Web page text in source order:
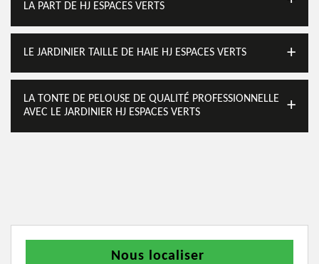
LA PART DE HJ ESPACES VERTS
LE JARDINIER TAILLE DE HAIE HJ ESPACES VERTS
LA TONTE DE PELOUSE DE QUALITÉ PROFESSIONNELLE
AVEC LE JARDINIER HJ ESPACES VERTS
Nous localiser